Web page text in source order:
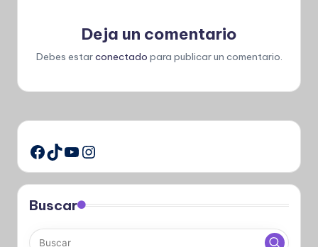
Deja un comentario
Debes estarconectado para publicar un comentario.
Facebook
TikTok
YouTube
Instagram
Buscar